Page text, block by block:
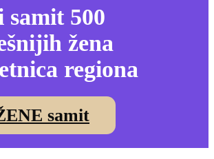
samit 500
žena
regiona
samit